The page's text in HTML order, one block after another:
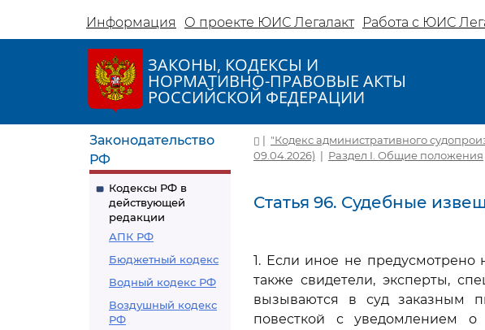
Информация О проекте ЮИС Легалакт Работа с ЮИС
ЗАКОНЫ, КОДЕКСЫ И
НОРМАТИВНО-ПРАВОВЫЕ АКТЫ
РОССИЙСКОЙ ФЕДЕРАЦИИ
Законодательство
РФ
Кодексы РФ в
действующей
редакции
АПК РФ
Бюджетный кодекс
Водный кодекс РФ
Воздушный кодекс
РФ
| "Кодекс административного
09.04.2026) | Раздел I. Общие положения
Статья 96. Судебные
1. Если иное не предусмотрено
также свидетели, эксперты,
вызываются в суд заказным
повесткой с уведомлением о